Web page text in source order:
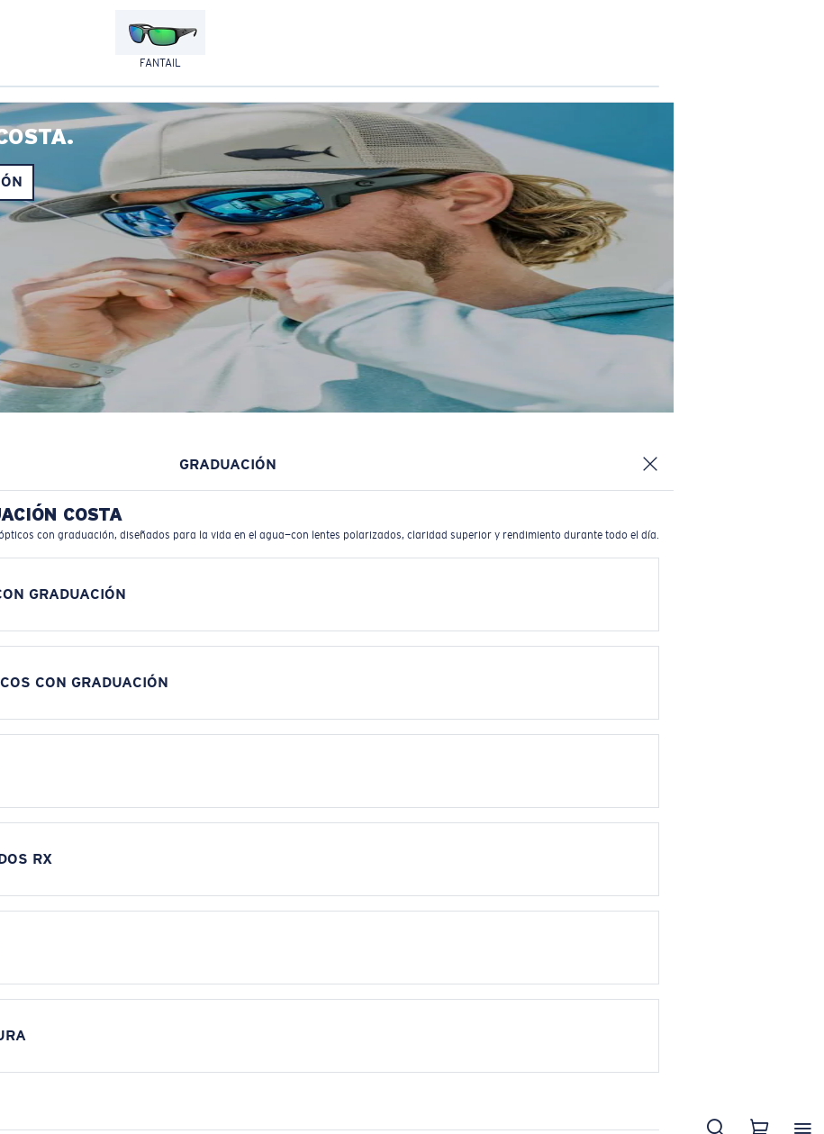
FANTAIL
GRADUACIÓN
COSTA
con graduación, diseñados para la vida en el agua—con lentes polarizados, claridad superior y rendimiento durante todo el día.
GRADUACIÓN
CON GRADUACIÓN
RX